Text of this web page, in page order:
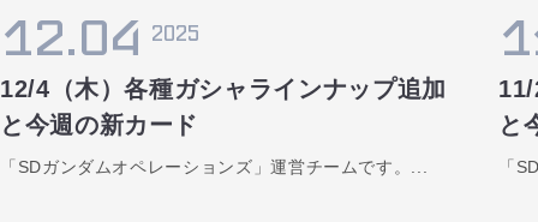
12.04 2025
12/4（木）各種ガシャラインナップ追加
と今週の新カード
「SDガンダムオペレーションズ」運営チームです。...
と
「